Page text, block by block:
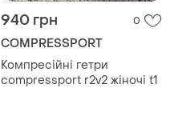
940 грн 0
COMPRESSPORT
Компресійні гетри
compressport r2v2 жіночі t1